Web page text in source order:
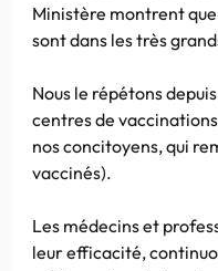
Ministère montrent
sont dans les très
Nous le répétons
centres de
nos concitoyens, qui
vaccinés).
Les médecins et
leur efficacité,